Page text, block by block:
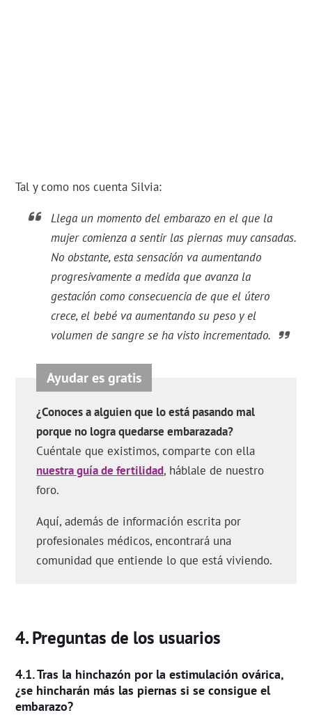
Tal y como nos cuenta Silvia:
Llega un momento del embarazo en el que la
mujer comienza a sentir las piernas muy cansadas.
No obstante, esta sensación va aumentando
progresivamente a medida que avanza la
gestación como consecuencia de que el útero
crece, el bebé va aumentando su peso y el
volumen de sangre se ha visto incrementado.
¿Conoces a alguien que lo está pasando mal
porque no logra quedarse embarazada?
Cuéntale que existimos, comparte con ella
nuestra guía de fertilidad, háblale de nuestro
foro.
Aquí, además de información escrita por
profesionales médicos, encontrará una
comunidad que entiende lo que está viviendo.
Preguntas de los usuarios
Tras la hinchazón por la estimulación ovárica,
¿se hincharán más las piernas si se consigue el
embarazo?